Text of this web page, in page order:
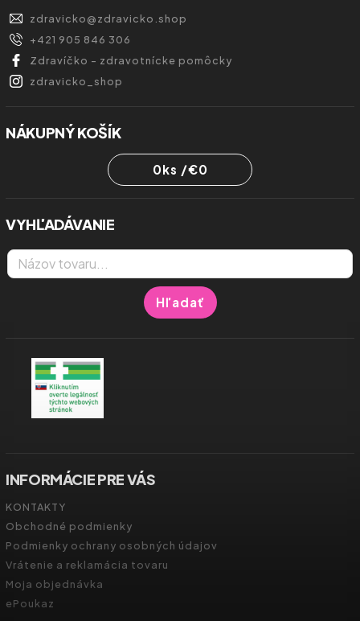
zdravicko@zdravicko.shop
+421 905 846 306
Zdravíčko - zdravotnícke pomôcky
zdravicko_shop
NÁKUPNÝ KOŠÍK
0ks /€0
VYHĽADÁVANIE
Hľadať
INFORMÁCIE PRE VÁS
KONTAKTY
Obchodné podmienky
Podmienky ochrany osobných údajov
Vrátenie a reklamácia tovaru
Moja objednávka
ePoukaz